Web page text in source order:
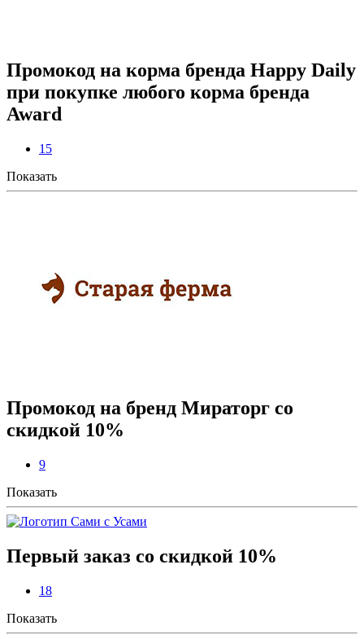
Промокод на корма бренда Happy Daily
при покупке любого корма бренда
Award
15
Показать
Промокод на бренд Мираторг со
скидкой 10%
9
Показать
Первый заказ со скидкой 10%
18
Показать